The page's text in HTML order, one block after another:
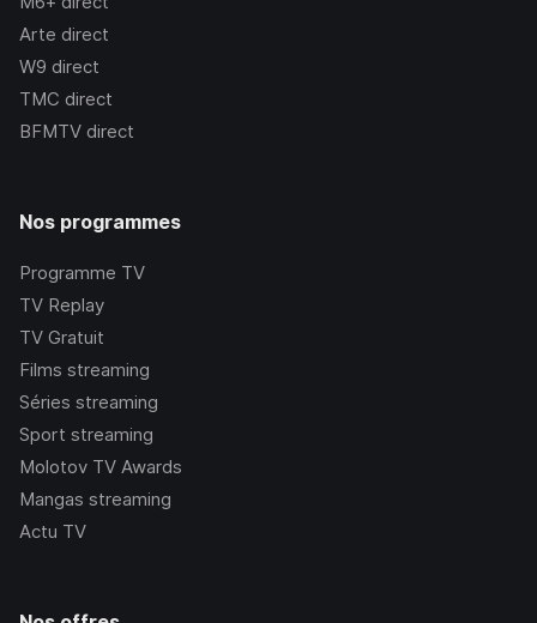
Arte direct
W9 direct
TMC direct
BFMTV direct
Nos programmes
Programme TV
TV Replay
TV Gratuit
Films streaming
Séries streaming
Sport streaming
Molotov TV Awards
Mangas streaming
Actu TV